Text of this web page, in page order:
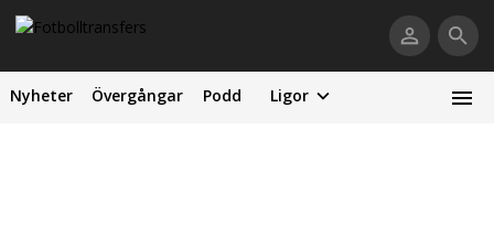
Nyheter Övergångar Podd Ligor